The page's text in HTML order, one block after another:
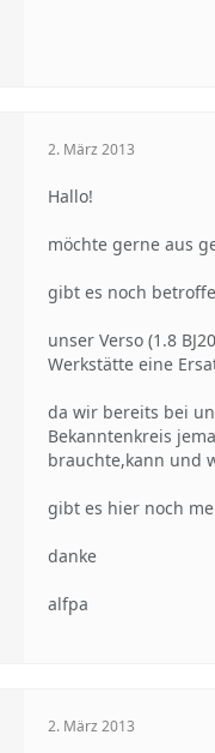
2. März 2013
Hallo!
möchte gerne aus
gibt es noch
unser Verso (1.8
Werkstätte eine
da wir bereits bei
Bekanntenkreis
brauchte,kann und
gibt es hier noch
danke
alfpa
2. März 2013